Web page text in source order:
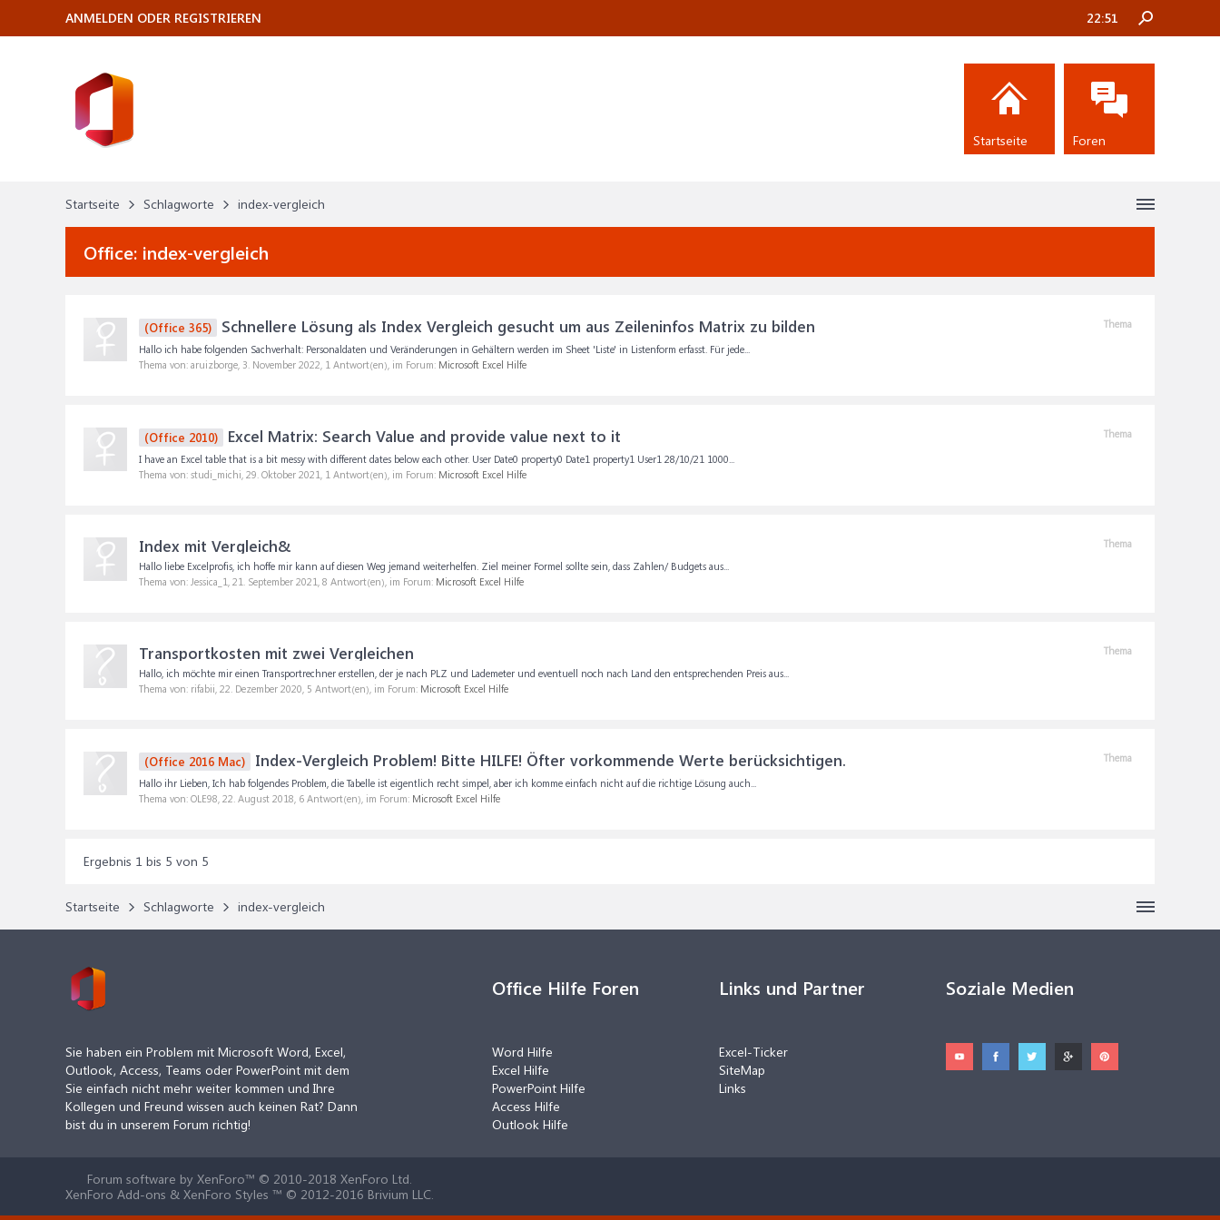
Startseite Schlagworte index-vergleich
Office: index-vergleich
Thema
(Office 365) Schnellere Lösung als Index Vergleich gesucht um aus Zeileninfos Matrix zu bilden
Hallo ich habe folgenden Sachverhalt: Personaldaten und Veränderungen in Gehältern werden im Sheet 'Liste' in Listenform erfasst. Für jede...
Thema von: aruizborge, 3. November 2022, 1 Antwort(en), im Forum: Microsoft Excel Hilfe
Thema
(Office 2010) Excel Matrix: Search Value and provide value next to it
I have an Excel table that is a bit messy with different dates below each other. User Date0 property0 Date1 property1 User1 28/10/21 1000...
Thema von: studi_michi, 29. Oktober 2021, 1 Antwort(en), im Forum: Microsoft Excel Hilfe
Thema
Index mit Vergleich&
Hallo liebe Excelprofis, ich hoffe mir kann auf diesen Weg jemand weiterhelfen. Ziel meiner Formel sollte sein, dass Zahlen/ Budgets aus...
Thema von: Jessica_1, 21. September 2021, 8 Antwort(en), im Forum: Microsoft Excel Hilfe
Thema
Transportkosten mit zwei Vergleichen
Hallo, ich möchte mir einen Transportrechner erstellen, der je nach PLZ und Lademeter und eventuell noch nach Land den entsprechenden Preis aus...
Thema von: rifabii, 22. Dezember 2020, 5 Antwort(en), im Forum: Microsoft Excel Hilfe
Thema
(Office 2016 Mac) Index-Vergleich Problem! Bitte HILFE! Öfter vorkommende Werte berücksichtigen.
Hallo ihr Lieben, Ich hab folgendes Problem, die Tabelle ist eigentlich recht simpel, aber ich komme einfach nicht auf die richtige Lösung auch...
Thema von: OLE98, 22. August 2018, 6 Antwort(en), im Forum: Microsoft Excel Hilfe
Ergebnis 1 bis 5 von 5
Startseite Schlagworte index-vergleich
ANMELDEN ODER REGISTRIEREN 22:51
Startseite Foren
Sie haben ein Problem mit Microsoft Word, Excel,
Outlook, Access, Teams oder PowerPoint mit dem
Sie einfach nicht mehr weiter kommen und Ihre
Kollegen und Freund wissen auch keinen Rat? Dann
bist du in unserem Forum richtig!
Office Hilfe Foren
Word Hilfe
Excel Hilfe
PowerPoint Hilfe
Access Hilfe
Outlook Hilfe
Links und Partner
Excel-Ticker
SiteMap
Links
Soziale Medien
Forum software by XenForo™ © 2010-2018 XenForo Ltd.
XenForo Add-ons & XenForo Styles ™ © 2012-2016 Brivium LLC.